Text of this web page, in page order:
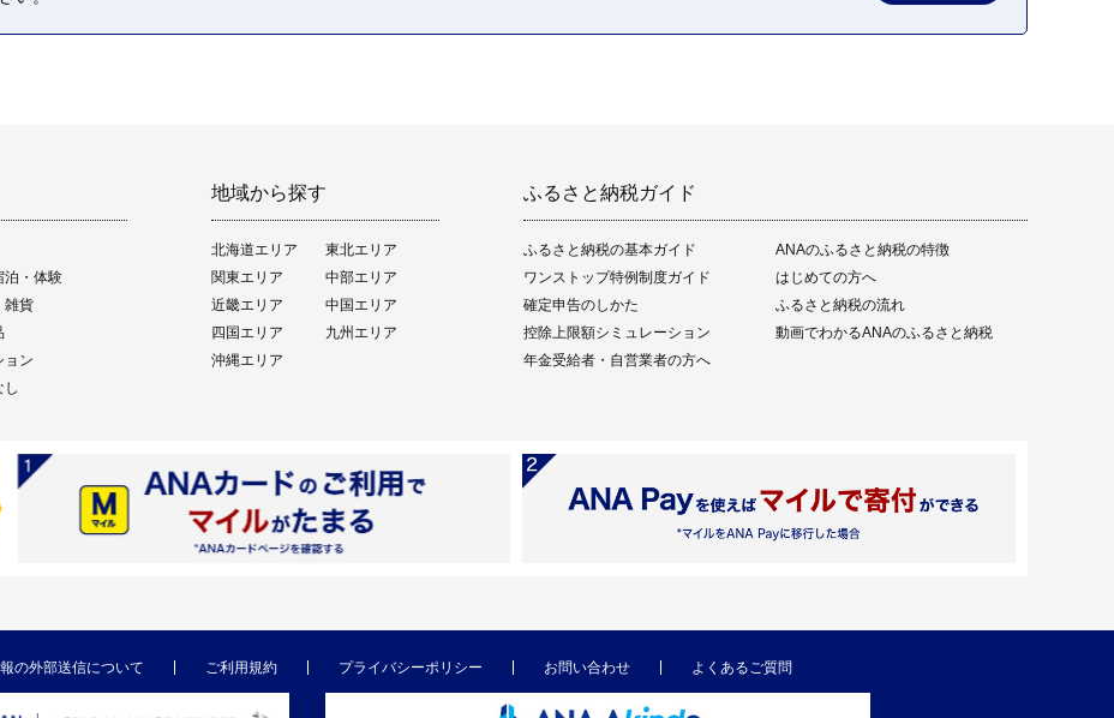
泊・体験
雑貨
ョン
し
地域から探す
北海道エリア
東北エリア
関東エリア
中部エリア
近畿エリア
中国エリア
四国エリア
九州エリア
沖縄エリア
ふるさと納税ガイド
ふるさと納税の基本ガイド
ANAのふるさと納税の特徴
ワンストップ特例制度ガイド
はじめての方へ
確定申告のしかた
ふるさと納税の流れ
控除上限額シミュレーション
動画でわかるANAのふるさと納税
年金受給者・自営業者の方へ
の外部送信について ご利用規約 プライバシーポリシー お問い合わせ よくあるご質問